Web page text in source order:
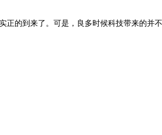
的到来了。可是，良多时候科技带来的并